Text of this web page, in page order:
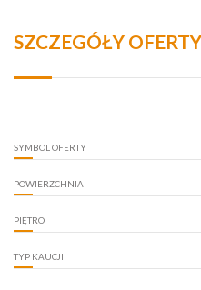
SZCZEGÓŁY OFERTY
SYMBOL OFERTY
POWIERZCHNIA
PIĘTRO
TYP KAUCJI